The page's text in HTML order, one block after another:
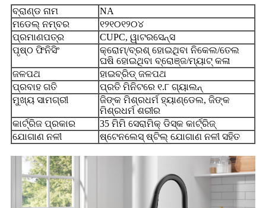
ବ୍ରାଣ୍ଡ ନାମ
NA
ମଡେଲ୍ ନମ୍ବର
୧୨୧୦୧୨୦୪
ପ୍ରମାଣପତ୍ର
CUPC, ୱାଟରସେନ୍ସ
ପୃଷ୍ଠ ଫିନିସିଂ
କ୍ରୋମ୍/ବ୍ରଶ୍ ହୋଇଥିବା ନିକେଲ/ତେଲ
ଘଷି ହୋଇଥିବା ବ୍ରୋଞ୍ଜ/ମ୍ୟାଟ୍ କଳା
ଜଳପଥ
ହାଇବ୍ରିଡ୍ ଜଳପଥ
ପ୍ରବାହ ଗତି
ପ୍ରତି ମିନିଟରେ ୧.୮ ଗ୍ୟାଲନ୍
ମୁଖ୍ୟ ସାମଗ୍ରୀ
ଜିଙ୍କ ମିଶ୍ରଧର୍ମ ହ୍ୟାଣ୍ଡେଲ, ଜିଙ୍କ
ମିଶ୍ରଧର୍ମ ଶରୀର
କାର୍ଟ୍ରିଜ ପ୍ରକାର
35 ମିମି ସେରାମିକ୍ ଡିସ୍କ କାର୍ଟ୍ରିଜ୍
ଯୋଗାଣ ନଳୀ
ଷ୍ଟେନଲେସ୍ ଷ୍ଟିଲ୍ ଯୋଗାଣ ନଳୀ ସହିତ